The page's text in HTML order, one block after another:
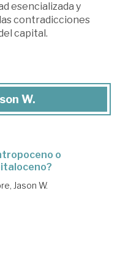
esencializada y
contradicciones
capital.
W.
o
Jason W.